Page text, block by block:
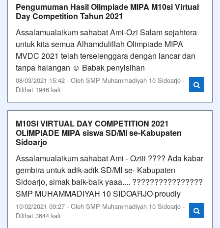
Pengumuman Hasil Olimpiade MIPA M10si Virtual
Day Competition Tahun 2021
Assalamualaikum sahabat Ami-Ozi Salam sejahtera
untuk kita semua Alhamdulillah Olimpiade MIPA
MVDC 2021 telah terselenggara dengan lancar dan
tanpa halangan ☺️ Babak penyisihan
08/03/2021 15:42 - Oleh SMP Muhammadiyah 10 Sidoarjo -
Dilihat 1946 kali
M10SI VIRTUAL DAY COMPETITION 2021
OLIMPIADE MIPA siswa SD/MI se-Kabupaten
Sidoarjo
Assalamualaikum sahabat Ami - Oziii ???? Ada kabar
gembira untuk adik-adik SD/MI se- Kabupaten
Sidoarjo, simak baik-baik yaaa.... ????????????????
SMP MUHAMMADIYAH 10 SIDOARJO proudly
10/02/2021 09:27 - Oleh SMP Muhammadiyah 10 Sidoarjo -
Dilihat 3644 kali